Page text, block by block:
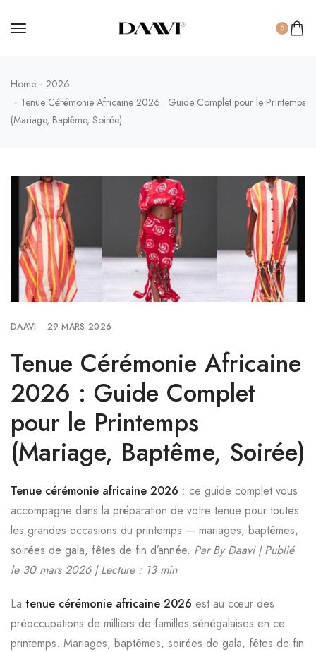
0
Home
2026
Tenue Cérémonie Africaine 2026 : Guide Complet pour le Printemps
(Mariage, Baptême, Soirée)
DAAVI 29 MARS 2026
Tenue Cérémonie Africaine
2026 : Guide Complet
pour le Printemps
(Mariage, Baptême, Soirée)
Tenue cérémonie africaine 2026 : ce guide complet vous
accompagne dans la préparation de votre tenue pour toutes
les grandes occasions du printemps — mariages, baptêmes,
soirées de gala, fêtes de fin d’année. Par By Daavi | Publié
le 30 mars 2026 | Lecture : 13 min
La tenue cérémonie africaine 2026 est au cœur des
préoccupations de milliers de familles sénégalaises en ce
printemps. Mariages, baptêmes, soirées de gala, fêtes de fin